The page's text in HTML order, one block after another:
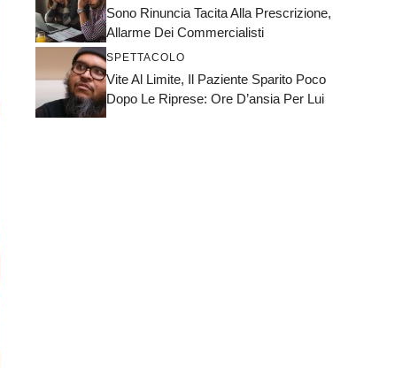
Sono Rinuncia Tacita Alla Prescrizione,
Allarme Dei Commercialisti
SPETTACOLO
Vite Al Limite, Il Paziente Sparito Poco
Dopo Le Riprese: Ore D’ansia Per Lui